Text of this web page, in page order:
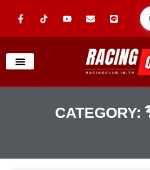
F
a
e
o
o
-
o
t
n
e
l
o
p
e
L
i
e
CATEGORY: